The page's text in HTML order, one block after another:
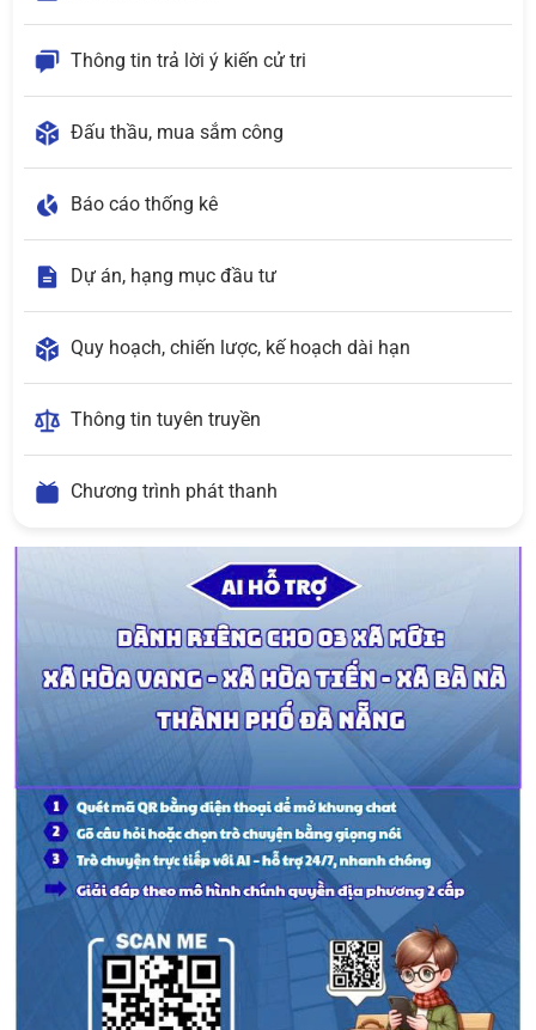
Thông tin trả lời ý kiến cử tri
Đấu thầu, mua sắm công
Báo cáo thống kê
Dự án, hạng mục đầu tư
Quy hoạch, chiến lược, kế hoạch dài hạn
Thông tin tuyên truyền
Chương trình phát thanh